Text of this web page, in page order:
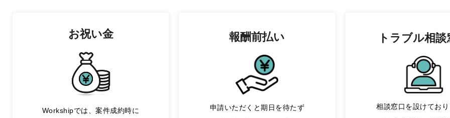
お祝い金
Workshipでは、案件成約時に
報酬前払い
申請いただくと期日を待たず
トラブル相談
相談窓口を設けてお